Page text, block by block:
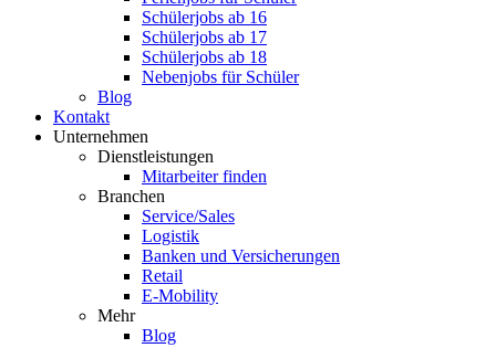
Schülerjobs ab 16
Schülerjobs ab 17
Schülerjobs ab 18
Nebenjobs für Schüler
Blog
Kontakt
Unternehmen
Dienstleistungen
Mitarbeiter finden
Branchen
Service/Sales
Logistik
Banken und Versicherungen
Retail
E-Mobility
Mehr
Blog